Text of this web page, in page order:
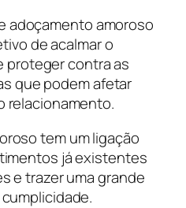
adoçamento amoroso
de acalmar o
proteger contra as
que podem afetar
relacionamento.
tem um ligação
já existentes
e trazer uma grande